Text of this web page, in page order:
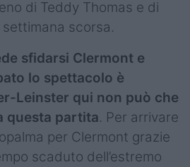
di Teddy Thomas e di
scorsa.
sfidarsi Clermont e
lo spettacolo è
Leinster qui non può che
questa partita. Per arrivare
per Clermont grazie
scaduto dell’estremo